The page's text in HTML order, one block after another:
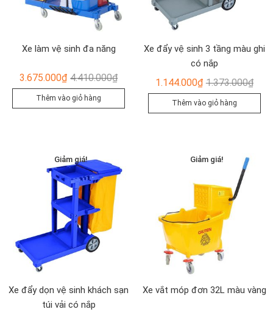
Xe làm vệ sinh đa năng
4.410.000₫Giá
gốc
là:
3.675.000₫
Giá
hiện
tại
Thêm vào giỏ hàng
Xe đẩy vệ sinh 3 tầng màu ghi
có nắp
1.373.000₫Giá
gốc
là:
1.144.000₫
Giá
hiện
tại
Thêm vào giỏ hàng
Giảm giá!
Xe đẩy dọn vệ sinh khách sạn
túi vải có nắp
Giảm giá!
Xe vắt móp đơn 32L màu vàng